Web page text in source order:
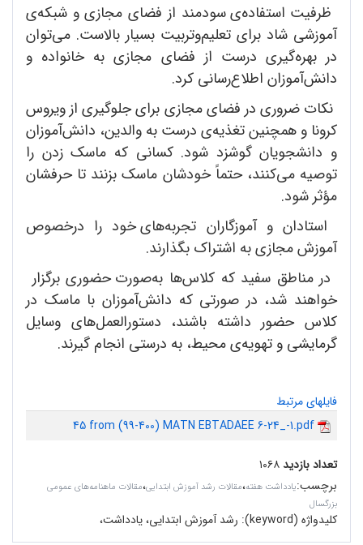
ظرفیت استفادهی سودمند از فضای مجازی و شبکهی
آموزشی شاد برای تعلیموتربیت بسیار بالاست. میتوان
در بهرهگیری درست از فضای مجازی به خانواده و
دانشآموزان اطلاعرسانی کرد.
نکات ضروری در فضای مجازی برای جلوگیری از ویروس
کرونا و همچنین تغذیهی درست به والدین، دانشآموزان
و دانشجویان گوشزد شود. کسانی که ماسک زدن را
توصیه میکنند، حتماً خودشان ماسک بزنند تا حرفشان
مؤثر شود.
استادان و آموزگاران تجربههای خود را درخصوص
آموزش مجازی به اشتراک بگذارند.
در مناطق سفید که کلاسها بهصورت حضوری برگزار
خواهند شد، در صورتی که دانشآموزان با ماسک در
کلاس حضور داشته باشند، دستورالعملهای وسایل
گرمایشی و تهویهی محیط، به درستی انجام گیرند.
فایلهای مرتبط
45 from (99-400) MATN EBTADAEE 6-24_-1.pdf
تعداد بازدید۱۰۶۸
برچسب:یادداشت هفته،مقالات رشد آموزش ابتدایی،مقالات ماهنامه‌های عمومی
بزرگسال
کلیدواژه (keyword): رشد آموزش ابتدایی، یادداشت،